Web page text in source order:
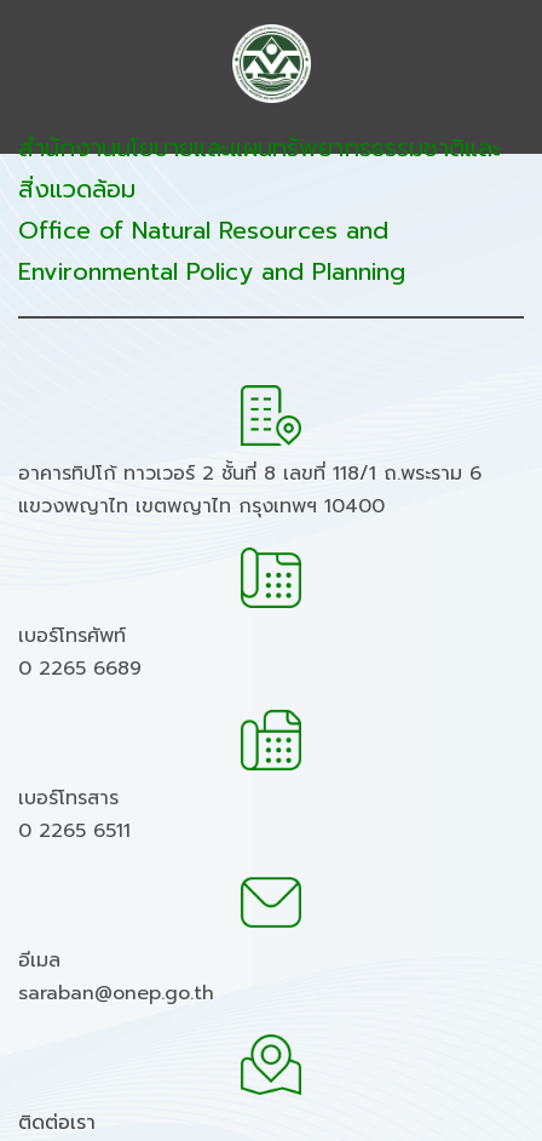
สำนักงานนโยบายและแผนทรัพยากรธรรมชาติและ
สิ่งแวดล้อม
Office of Natural Resources and
Environmental Policy and Planning
อาคารทิปโก้ ทาวเวอร์ 2 ชั้นที่ 8 เลขที่ 118/1 ถ.พระราม 6
แขวงพญาไท เขตพญาไท กรุงเทพฯ 10400
เบอร์โทรศัพท์
0 2265 6689
เบอร์โทรสาร
0 2265 6511
อีเมล
saraban@onep.go.th
ติดต่อเรา